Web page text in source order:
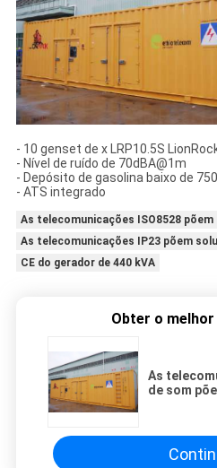
- 10 genset de x LRP10.5S
- Nível de ruído de 70dBA@1m
- Depósito de gasolina baixo de
- ATS integrado
As telecomunicações ISO8528 põem
As telecomunicações IP23 põem
CE do gerador de 440 kVA
Obter o
As
de som